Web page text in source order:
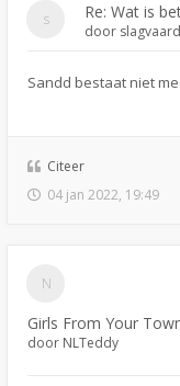
Re: Wat is
door
Sandd bestaat niet
Citeer
04 jan 2022, 19:49
Girls From Your
door NLTeddy